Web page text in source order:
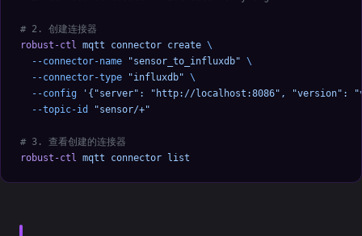
# 2. 创建连接器
robust-ctl mqtt connector create \
  --connector-name
"sensor_to_influxdb" \
  --connector-type
"influxdb" \
  --config
'{"server": "http://localhost:8086", "version":
  --topic-id
"sensor/+"
# 3. 查看创建的连接器
robust-ctl mqtt connector list